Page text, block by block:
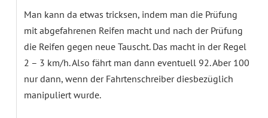
Man kann da etwas tricksen, indem man die Prüfung
mit abgefahrenen Reifen macht und nach der Prüfung
die Reifen gegen neue Tauscht. Das macht in der Regel
2 – 3 km/h. Also fährt man dann eventuell 92. Aber 100
nur dann, wenn der Fahrtenschreiber diesbezüglich
manipuliert wurde.